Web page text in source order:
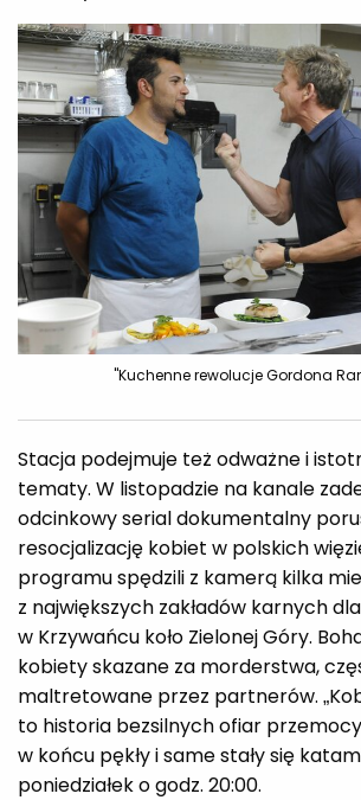
"Kuchenne rewolucje Gordona
Stacja podejmuje też odważne i
tematy. W listopadzie na kanale
odcinkowy serial dokumentalny
resocjalizację kobiet w polskich
programu spędzili z kamerą kilka
z największych zakładów karnych
w Krzywańcu koło Zielonej Góry.
kobiety skazane za morderstwa,
maltretowane przez partnerów.
to historia bezsilnych ofiar
w końcu pękły i same stały się
poniedziałek o godz. 20:00.